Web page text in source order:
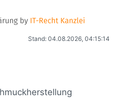
Stand: 04.08.2026, 04:15:14